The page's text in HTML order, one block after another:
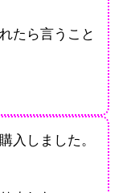
たら言うこと
入しました。